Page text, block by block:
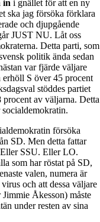
in i gnället för att en ny
ska jag försöka förklara
och djupgående
JUST NU. Låt oss
Detta parti, som
politik ända sedan
var fjärde väljare
erhöll S över 45 procent
stöddes partiet
procent av väljarna. Detta
försöka
SD. Men detta fattar
SSU. Eller LO.
som har röstat på SD,
valen, numera är
och att dessa väljare
Åkesson) måste
under resten av sina